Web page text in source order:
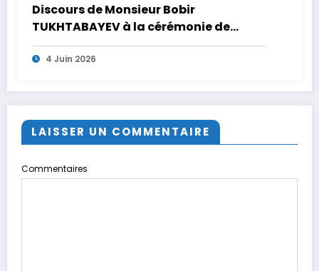
Discours de Monsieur Bobir
TUKHTABAYEV à la cérémonie de
clôture du SIMCB 2026
4 Juin 2026
LAISSER UN COMMENTAIRE
Commentaires